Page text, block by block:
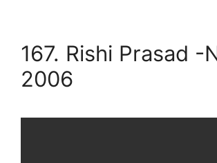
167. Rishi Prasad -
2006